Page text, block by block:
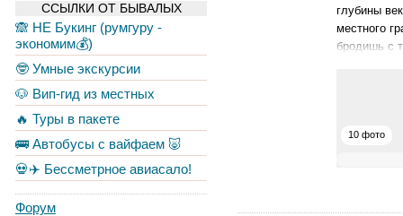
ССЫЛКИ ОТ БЫВАЛЫХ
🙈 НЕ Букинг (румгуру -
экономим💰)
🤓 Умные экскурсии
🐶 Вип-гид из местных
🔥 Туры в пакете
🚌 Автобусы с вайфаем 🐷
💀✈️ Бессметрное авиасало!
Форум
глубины
местного
бродишь с
10 фото